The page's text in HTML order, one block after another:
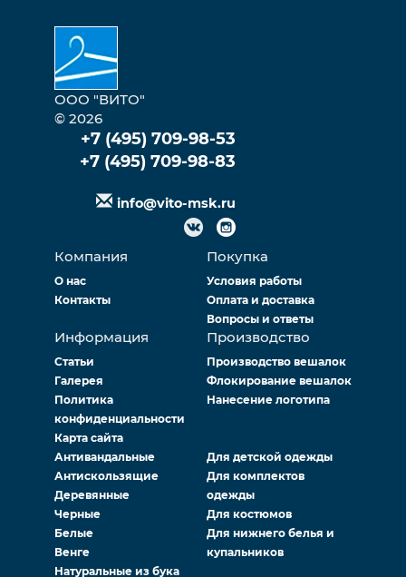
ООО "ВИТО"
© 2026
Компания
О нас
Контакты
Покупка
Условия работы
Оплата и доставка
Вопросы и ответы
Информация
Статьи
Галерея
Политика
конфиденциальности
Карта сайта
Производство
Производство вешалок
Флокирование вешалок
Нанесение логотипа
Антивандальные
Антискользящие
Деревянные
Черные
Белые
Венге
Натуральные из бука
Для детской одежды
Для комплектов
одежды
Для костюмов
Для нижнего белья и
купальников
+7 (495) 709-98-53
+7 (495) 709-98-83
info@vito-msk.ru